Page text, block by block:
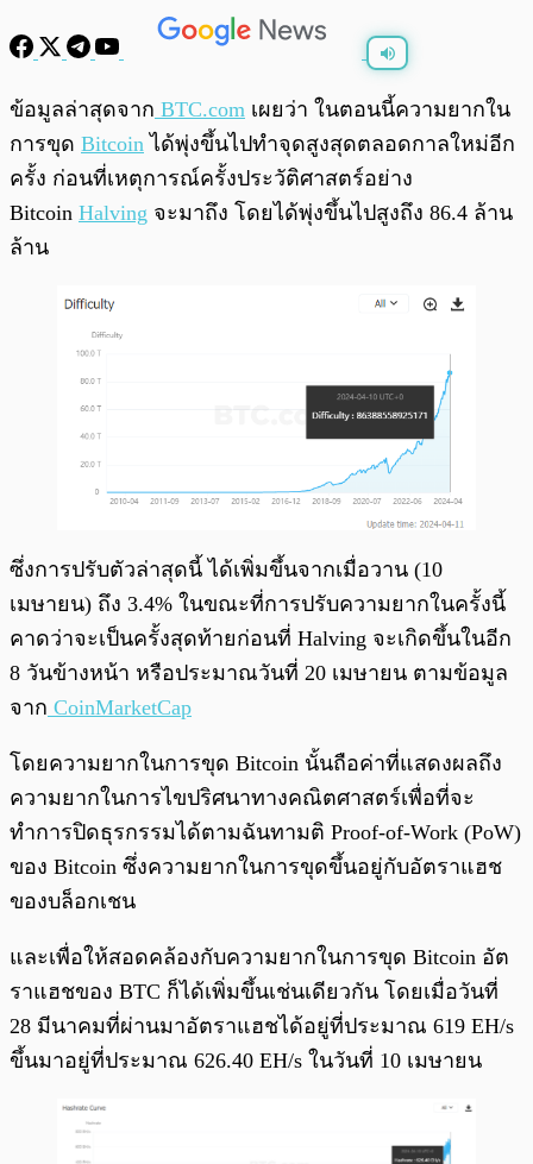
พร้อมเล่น
ข้อมูลล่าสุดจาก BTC.com เผยว่า ในตอนนี้ความยากใน
การขุด Bitcoin ได้พุ่งขึ้นไปทำจุดสูงสุดตลอดกาลใหม่อีก
ครั้ง ก่อนที่เหตุการณ์ครั้งประวัติศาสตร์อย่าง
Bitcoin Halving จะมาถึง โดยได้พุ่งขึ้นไปสูงถึง 86.4 ล้าน
ล้าน
ซึ่งการปรับตัวล่าสุดนี้ ได้เพิ่มขึ้นจากเมื่อวาน (10
เมษายน) ถึง 3.4% ในขณะที่การปรับความยากในครั้งนี้
คาดว่าจะเป็นครั้งสุดท้ายก่อนที่ Halving จะเกิดขึ้นในอีก
8 วันข้างหน้า หรือประมาณวันที่ 20 เมษายน ตามข้อมูล
จาก CoinMarketCap
โดยความยากในการขุด Bitcoin นั้นถือค่าที่แสดงผลถึง
ความยากในการไขปริศนาทางคณิตศาสตร์เพื่อที่จะ
ทำการปิดธุรกรรมได้ตามฉันทามติ Proof-of-Work (PoW)
ของ Bitcoin ซึ่งความยากในการขุดขึ้นอยู่กับอัตราแฮช
ของบล็อกเชน
และเพื่อให้สอดคล้องกับความยากในการขุด Bitcoin อัต
ราแฮชของ BTC ก็ได้เพิ่มขึ้นเช่นเดียวกัน โดยเมื่อวันที่
28 มีนาคมที่ผ่านมาอัตราแฮชได้อยู่ที่ประมาณ 619 EH/s
ขึ้นมาอยู่ที่ประมาณ 626.40 EH/s ในวันที่ 10 เมษายน